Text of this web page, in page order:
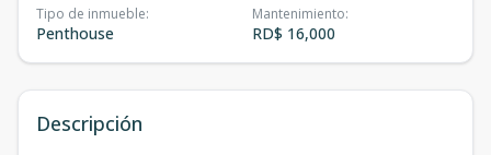
Tipo de inmueble:
Penthouse
Mantenimiento:
RD$ 16,000
Descripción